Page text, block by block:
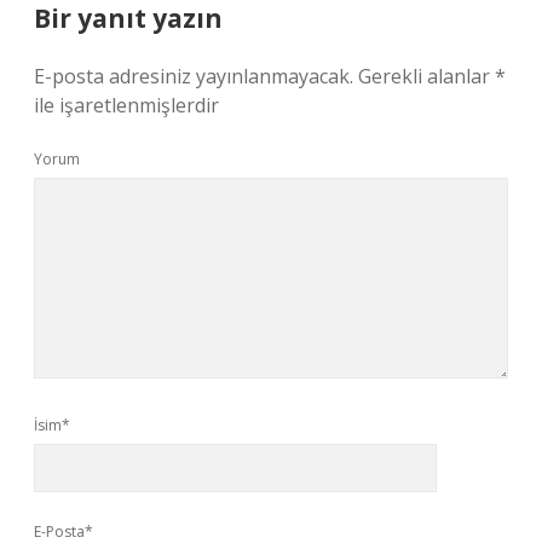
Bir yanıt yazın
E-posta adresiniz yayınlanmayacak. Gerekli alanlar*
ile işaretlenmişlerdir
Yorum
İsim*
E-Posta*